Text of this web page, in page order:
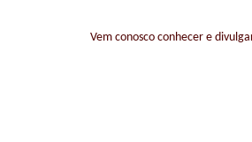
Vem conosco conhecer e